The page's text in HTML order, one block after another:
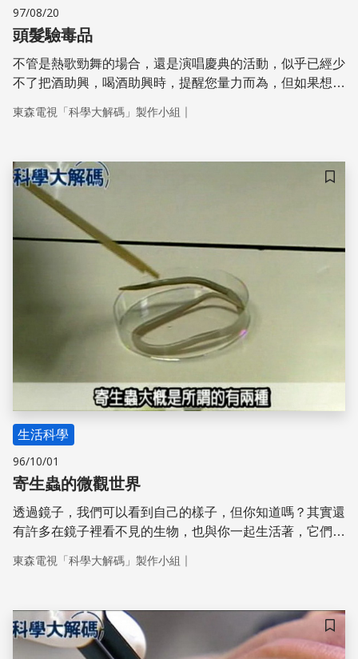
97/08/20
頭髮驗毒品
不管是熱歌勁舞的場合，還是演唱慶典的活動，似乎已經少
不了把酒助興，喝酒助興時，提醒您量力而為，但如果想藉
驗，你身上的毛髮還是會出賣你。不知道你還記不記得這一
鞠躬道歉，不是因為友人的出賣，而是他們身上的毛髮藏不
住秘密。
東森電視「科學大解碼」製作小組 ｜
儲存
生活科學
96/10/01
寄生蟲的微觀世界
透過鏡子，我們可以看到自己的樣子，但你知道嗎？其實還
有許多在鏡子裡看不見的生物，也與你一起生活著，它們就
能有效控制，但科學家們仍努力進行寄生蟲基因定序的工
以及消滅寄生蟲的藥劑，防止寄生蟲再度「蟲」出江湖。
東森電視「科學大解碼」製作小組 ｜
儲存